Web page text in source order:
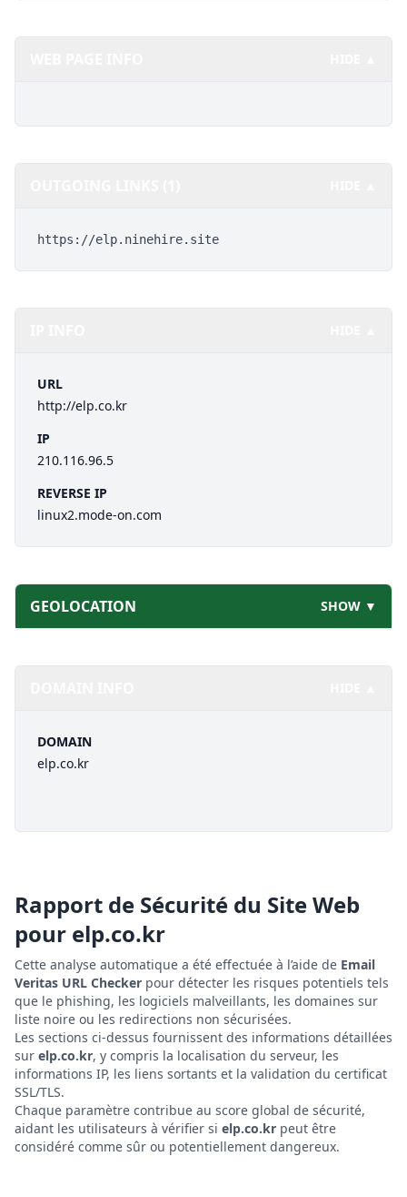
https://elp.ninehire.site
URL
http://elp.co.kr
IP
210.116.96.5
REVERSE IP
linux2.mode-on.com
GEOLOCATION SHOW ▼
DOMAIN
elp.co.kr
Rapport de Sécurité du Site Web
pour elp.co.kr
Cette analyse automatique a été effectuée à l’aide de Email
Veritas URL Checker pour détecter les risques potentiels tels
que le phishing, les logiciels malveillants, les domaines sur
liste noire ou les redirections non sécurisées.
Les sections ci-dessus fournissent des informations détaillées
sur elp.co.kr, y compris la localisation du serveur, les
informations IP, les liens sortants et la validation du certificat
SSL/TLS.
Chaque paramètre contribue au score global de sécurité,
aidant les utilisateurs à vérifier si elp.co.kr peut être
considéré comme sûr ou potentiellement dangereux.